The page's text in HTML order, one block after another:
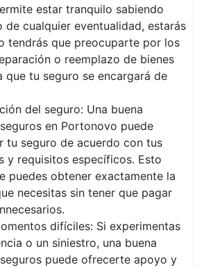
estar tranquilo sabiendo
de cualquier eventualidad, estarás
tendrás que preocuparte por los
o reemplazo de bienes
que tu seguro se encargará de
del seguro: Una buena
en Portonovo puede
tu seguro de acuerdo con tus
y requisitos específicos. Esto
puedes obtener exactamente la
necesitas sin tener que pagar
difíciles: Si experimentas
o un siniestro, una buena
puede ofrecerte apoyo y